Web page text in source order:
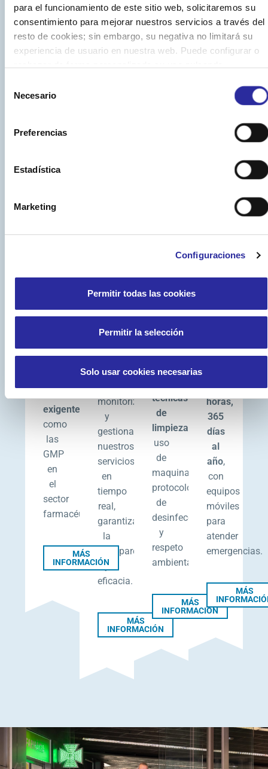
para el funcionamiento de este sitio web, solicitaremos su
consentimiento para mejorar nuestros servicios a través del
resto de cookies; sin embargo, su negativa no limitará su
experiencia de usuario en nuestra web. Puede configurar o
nuestraPolítica de Cookies
Necesario
Preferencias
Estadística
Marketing
Configuraciones
Permitir todas las cookies
Permitir la selección
Solo usar cookies necesarias
de
cada
nos
planes
a
exigentes
como
las
GMP
en
el
sector
farmacéutico.
MÁS
INFORMACIÓN
higiene
apps
y
una
propia
que
permiten
monitorizar
y
gestionar
nuestros
servicios
en
tiempo
real,
garantizando
la
transparencia
y
eficacia.
MÁS
INFORMACIÓN
equipo
cualificado,
que
recibe
formación
en
PRL,
GMP,
técnicas
de
limpieza
uso
de
maquinaria,
protocolos
de
desinfección
y
respeto
ambiental.
MÁS
INFORMACIÓN
Tenemos
presencia
Cataluña,
con
para
servicio
24
horas,
365
días
al
año,
con
equipos
móviles
para
atender
emergencias.
MÁS